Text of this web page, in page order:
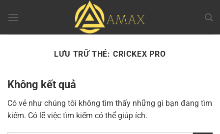
đến
LƯU TRỮ THẺ: CRICKEX PRO
Không kết quả
Có vẻ như chúng tôi không tìm thấy những gì bạn đang tìm
kiếm. Có lẽ việc tìm kiếm có thể giúp ích.